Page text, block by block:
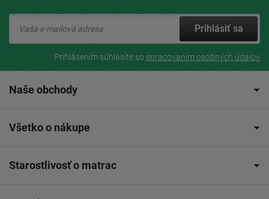
Prihlásiť sa
Prihlásením súhlasíte so spracovaním osobných údajov
Naše obchody
Všetko o nákupe
Starostlivosť o matrac